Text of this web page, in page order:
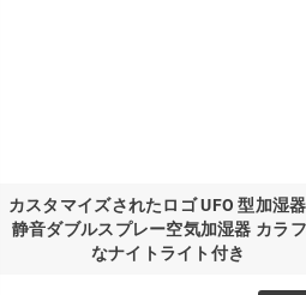
カスタマイズされたロゴ UFO 型加湿
静音ダブルスプレー空気加湿器 カラ
なナイトライト付き